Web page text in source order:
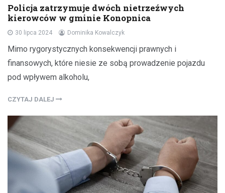
Policja zatrzymuje dwóch nietrzeźwych
kierowców w gminie Konopnica
30 lipca 2024 Dominika Kowalczyk
Mimo rygorystycznych konsekwencji prawnych i
finansowych, które niesie ze sobą prowadzenie pojazdu
pod wpływem alkoholu,
CZYTAJ DALEJ